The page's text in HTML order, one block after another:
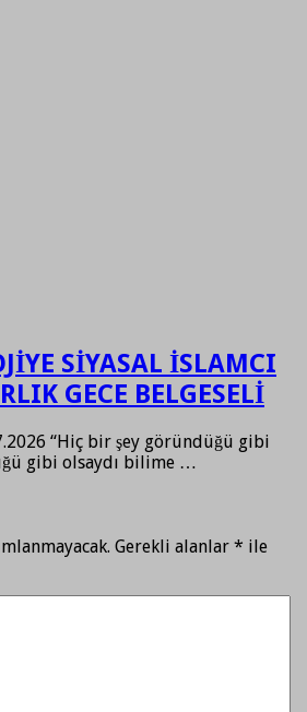
SİYASAL İSLAMCI
GECE BELGESELİ
“Hiç bir şey göründüğü gibi
gibi olsaydı bilime …
Gerekli alanlar * ile